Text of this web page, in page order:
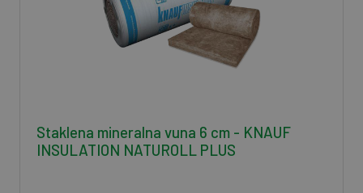
Staklena mineralna vuna 6 cm - KNAUF
INSULATION NATUROLL PLUS